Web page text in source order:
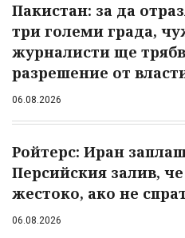
Пакистан: за да
три големи града,
журналисти ще
разрешение от
06.08.2026
Ройтерс: Иран
Персийския залив,
жестоко, ако не
06.08.2026